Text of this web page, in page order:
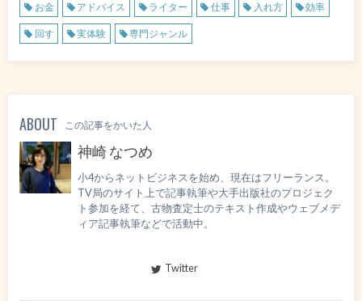
お金
アドバイス ライター 仕事 入れ方 効率
回す 実体験 専門ジャンル
ABOUT この記事をかいた人
神崎 なつめ
小4からネットビジネスを始め、現在はフリーランス。
TV局のサイト上で記事執筆や大手出版社のプロジェク
ト参加を経て、古物査定士のテキスト作成やウェブメデ
ィア記事執筆などで活動中。
Twitter